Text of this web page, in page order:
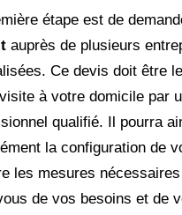
étape est de
auprès de plusieurs
Ce devis doit être
visite à votre domicile par
qualifié. Il pourra
la configuration de
les mesures
de vos besoins et de